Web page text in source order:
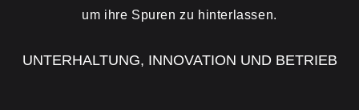
um ihre Spuren zu hinterlassen.
UNTERHALTUNG, INNOVATION UND BETRIEB